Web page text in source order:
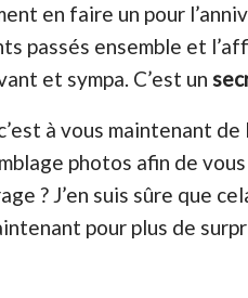
en faire un pour
passés ensemble et
et sympa. C’est un
à vous maintenant
photos afin de
? J’en suis sûre que
pour plus de